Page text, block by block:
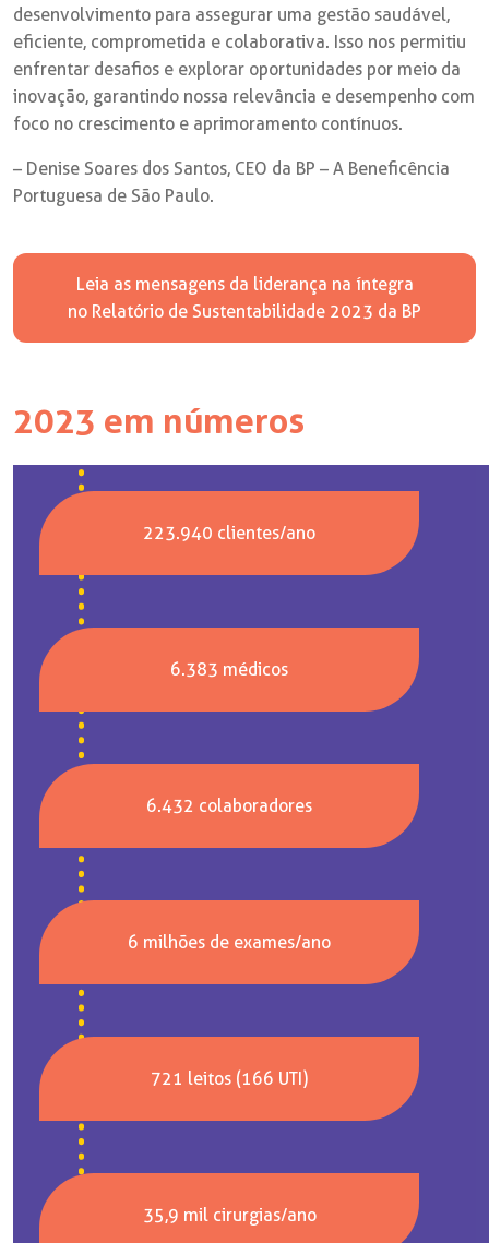
desenvolvimento para assegurar uma gestão saudável,
eficiente, comprometida e colaborativa. Isso nos permitiu
enfrentar desafios e explorar oportunidades por meio da
inovação, garantindo nossa relevância e desempenho com
foco no crescimento e aprimoramento contínuos.
– Denise Soares dos Santos, CEO da BP – A Beneficência
Portuguesa de São Paulo.
Leia as mensagens da liderança na íntegra
no Relatório de Sustentabilidade 2023 da BP
2023 em números
223.940 clientes/ano
6.383 médicos
6.432 colaboradores
6 milhões de exames/ano
721 leitos (166 UTI)
35,9 mil cirurgias/ano